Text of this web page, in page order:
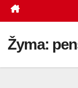
Žyma: